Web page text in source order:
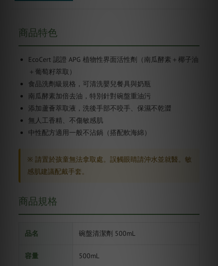
商品特色
EcoCert 認證 APG 植物性界面活性劑（南瓜酵素＋椰子油
＋葡萄籽萃取）
食品洗劑級規格，可清洗嬰兒餐具與奶瓶
南瓜酵素加倍去油，特別針對碗盤重油污
添加蘆薈萃取液，洗後手部不咬手、保濕不乾澀
無人工香精、不傷敏感肌
中性配方適用一般不沾鍋（搭配軟海綿）
※ 請置於孩童無法拿取處。誤觸眼睛請沖水並就醫。敏
感肌建議配戴手套。
商品規格
品名 碗盤清潔劑 500mL
容量 500mL